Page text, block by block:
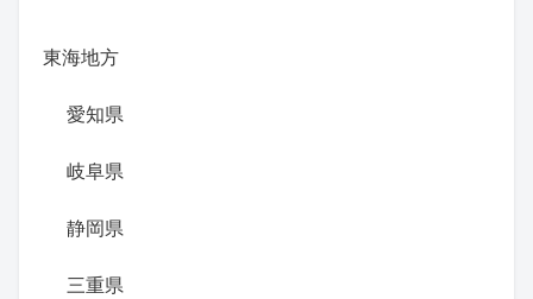
東海地方
愛知県
岐阜県
静岡県
三重県